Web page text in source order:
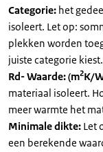
Categorie: het
isoleert. Let op:
plekken worden
juiste categorie kiest.
Rd- Waarde: (m2K/
materiaal isoleert.
meer warmte het
Minimale dikte: Let
een berekende